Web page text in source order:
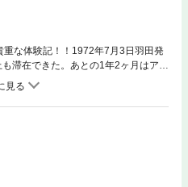
な体験記！！1972年7月3日羽田発
滞在できた。あとの1年2ヶ月はアメ
出国して、また入国するためや帰国
要した日数だ。合計3年5ヶ月の海外
した。